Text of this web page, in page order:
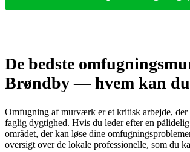
De bedste
Brøndby — hvem kan du
Omfugning af murværk er et kritisk arbejde,
faglig dygtighed. Hvis du leder efter en
området, der kan løse dine
oversigt over de lokale professionelle, som du